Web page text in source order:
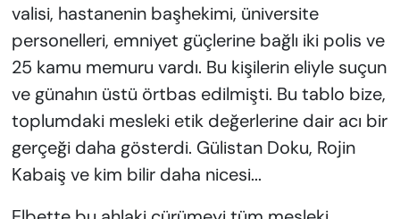
valisi, hastanenin başhekimi, üniversite
personelleri, emniyet güçlerine bağlı iki polis ve
25 kamu memuru vardı. Bu kişilerin eliyle suçun
ve günahın üstü örtbas edilmişti. Bu tablo bize,
toplumdaki mesleki etik değerlerine dair acı bir
gerçeği daha gösterdi. Gülistan Doku, Rojin
Kabaiş ve kim bilir daha nicesi...